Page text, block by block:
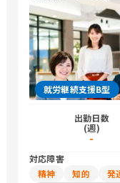
就労継続支援B型
出勤日数
(週)
-
対応障害
精神
知的 発